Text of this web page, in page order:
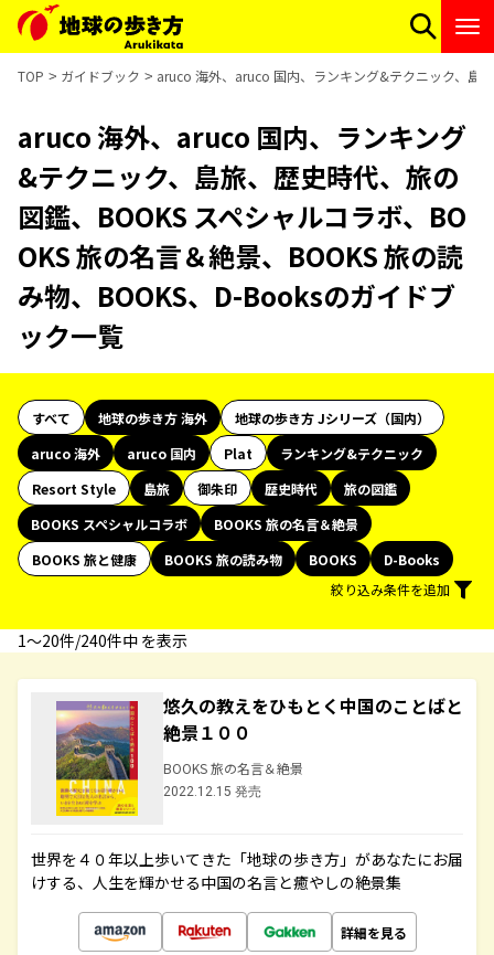
TOP ガイドブック aruco 海外、aruco 国内、ランキング&テクニック、島
aruco 海外、aruco 国内、ランキング
&テクニック、島旅、歴史時代、旅の
図鑑、BOOKS スペシャルコラボ、BO
OKS 旅の名言＆絶景、BOOKS 旅の読
み物、BOOKS、D-Booksのガイドブ
ック一覧
すべて 地球の歩き方 海外
地球の歩き方 Jシリーズ（国内）
aruco 海外
aruco 国内 Plat
ランキング&テクニック
Resort Style
島旅 御朱印 歴史時代
旅の図鑑
BOOKS スペシャルコラボ
BOOKS 旅の名言＆絶景
BOOKS 旅と健康
BOOKS 旅の読み物 BOOKS
D-Books
絞り込み条件を追加
1〜20件/240件中 を表示
悠久の教えをひもとく中国のことばと
絶景１００
BOOKS 旅の名言＆絶景
2022.12.15 発売
世界を４０年以上歩いてきた「地球の歩き方」があなたにお届
けする、人生を輝かせる中国の名言と癒やしの絶景集
詳細を見る